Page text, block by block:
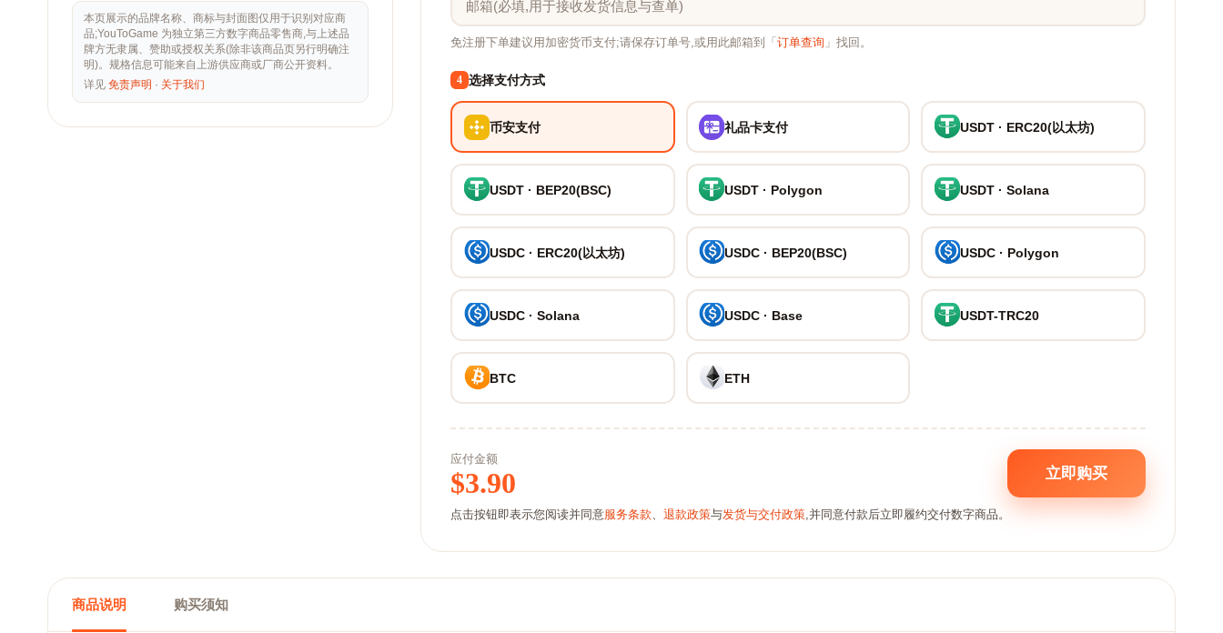
本页展示的品牌名称、商标与封面图仅用于识别对应商
品;YouToGame 为独立第三方数字商品零售商,与上述品
牌方无隶属、赞助或授权关系(除非该商品页另行明确注
明)。规格信息可能来自上游供应商或厂商公开资料。
详见 免责声明 · 关于我们
免注册下单建议用加密货币支付;请保存订单号,或用此邮箱到「 订单查询 」找回。
4 选择支付方式
币安支付 礼品卡支付 USDT · ERC20(以太坊)
USDT · BEP20(BSC) USDT · Polygon USDT · Solana
USDC · ERC20(以太坊) USDC · BEP20(BSC) USDC · Polygon
USDC · Solana USDC · Base USDT-TRC20
BTC ETH
应付金额
$3.90 立即购买
点击按钮即表示您阅读并同意服务条款、 退款政策与发货与交付政策,并同意付款后立即履约交付数字商品。
商品说明 购买须知